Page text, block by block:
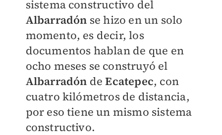
sistema constructivo del
Albarradón se hizo en un solo
momento, es decir, los
documentos hablan de que en
ocho meses se construyó el
Albarradón deEcatepec, con
cuatro kilómetros de distancia,
por eso tiene un mismo sistema
constructivo.